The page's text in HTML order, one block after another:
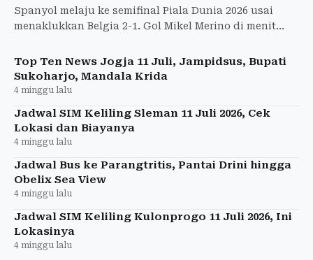
Spanyol melaju ke semifinal Piala Dunia 2026 usai
menaklukkan Belgia 2-1. Gol Mikel Merino di menit
Top Ten News Jogja 11 Juli, Jampidsus, Bupati
Sukoharjo, Mandala Krida
4 minggu lalu
Jadwal SIM Keliling Sleman 11 Juli 2026, Cek
Lokasi dan Biayanya
4 minggu lalu
Jadwal Bus ke Parangtritis, Pantai Drini hingga
Obelix Sea View
4 minggu lalu
Jadwal SIM Keliling Kulonprogo 11 Juli 2026, Ini
Lokasinya
4 minggu lalu